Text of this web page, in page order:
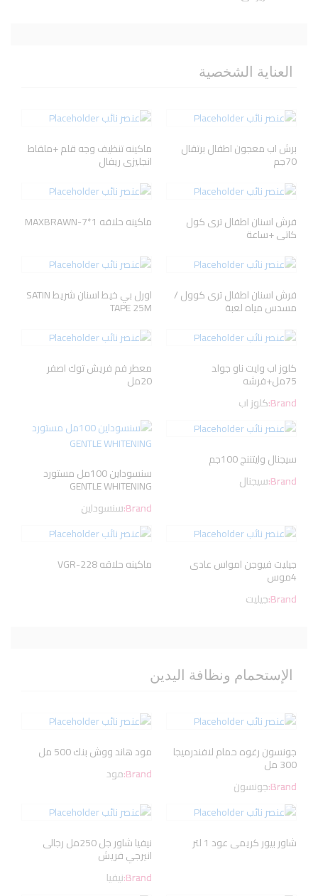
العناية الشخصية
برش اب معجون اطفال برتقال
70جم
ماكينه تنظيف وجه قلم +ملقاط
انجليزى ريفال
فرش اسنان اطفال ترى كول
كاتى +ساعة
ماكينه حلاقه MAXBRAWN-7*1
فرش اسنان اطفال ترى كوول /
مسدس مياه لعبة
اورل بي خيط اسنان شريط SATIN
TAPE 25M
كلوز اب وايت ناو جولد
75مل+فرشه
Brand:كلوز اب
معطر فم فريش توك اصفر
20مل
سيجنال وايتننج 100جم
Brand:سيجنال سنسوداين 100مل مستورد
GENTLE WHITENING
Brand:سنسوداين
جيليت فيوجن امواس عادى
4موس
Brand:جيليت
ماكينه حلاقه VGR-228
الإستحمام ونظافة اليدين
جونسون رغوه حمام لافندرميجا
300 مل
Brand:جونسون
مود هاند ووش بنك 500 مل
Brand:مود
شاور بيور كريمى عود 1 لتر نيفيا شاور جل 250مل رجالى
انيرجي فريش
Brand:نيفيا